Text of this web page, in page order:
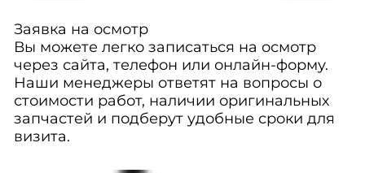
Заявка на осмотр
Вы можете легко записаться на осмотр
через сайта, телефон или онлайн-форму.
Наши менеджеры ответят на вопросы о
стоимости работ, наличии оригинальных
запчастей и подберут удобные сроки для
визита.